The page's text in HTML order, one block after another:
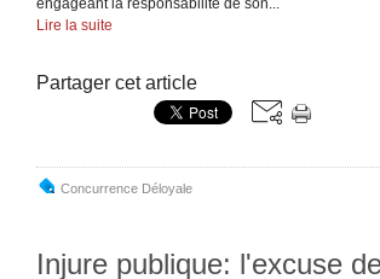
engageant la responsabilité de son...
Lire la suite
Partager cet article
Concurrence Déloyale
Injure publique: l'excuse